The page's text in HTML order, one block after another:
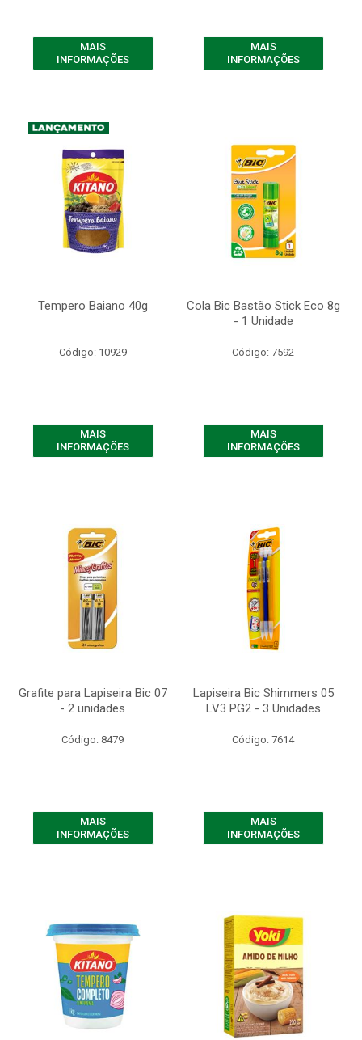
MAIS
INFORMAÇÕES
MAIS
INFORMAÇÕES
Tempero Baiano 40g
Código: 10929
MAIS
INFORMAÇÕES
Cola Bic Bastão Stick Eco 8g
- 1 Unidade
Código: 7592
MAIS
INFORMAÇÕES
Grafite para Lapiseira Bic 07
- 2 unidades
Código: 8479
MAIS
INFORMAÇÕES
Lapiseira Bic Shimmers 05
LV3 PG2 - 3 Unidades
Código: 7614
MAIS
INFORMAÇÕES